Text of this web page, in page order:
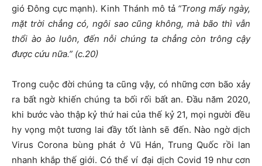
gió Đông cực mạnh). Kinh Thánh mô tả “Trong mấy ngày,
mặt trời chẳng có, ngôi sao cũng không, mà bão thì vẫn
thổi ào ào luôn, đến nỗi chúng ta chẳng còn trông cậy
được cứu nữa.” (c.20)
Trong cuộc đời chúng ta cũng vậy, có những cơn bão xảy
ra bất ngờ khiến chúng ta bối rối bất an. Đầu năm 2020,
khi bước vào thập kỷ thứ hai của thế kỷ 21, mọi người đều
hy vọng một tương lai đầy tốt lành sẽ đến. Nào ngờ dịch
Virus Corona bùng phát ở Vũ Hán, Trung Quốc rồi lan
nhanh khắp thế giới. Có thể ví đại dịch Covid 19 như cơn